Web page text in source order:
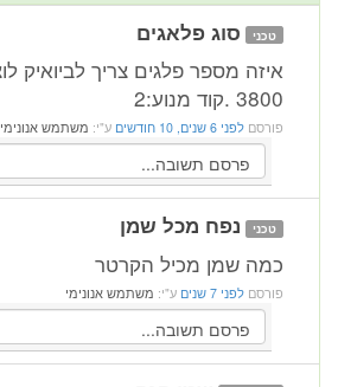
טכני סוג פלאגים
3800 .קוד מנוע:2
פורסם לפני 6 שנים, 10 חודשים ע"י: משתמש אנונימי
טכני נפח מכל שמן
כמה שמן מכיל הקרטר
פורסם לפני 7 שנים ע"י: משתמש אנונימי